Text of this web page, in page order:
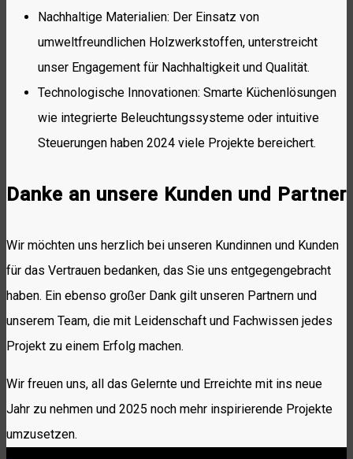
Nachhaltige Materialien: Der Einsatz von
umweltfreundlichen Holzwerkstoffen, unterstreicht
unser Engagement für Nachhaltigkeit und Qualität.
Technologische Innovationen: Smarte Küchenlösungen
wie integrierte Beleuchtungssysteme oder intuitive
Steuerungen haben 2024 viele Projekte bereichert.
Danke an unsere Kunden und Partner
Wir möchten uns herzlich bei unseren Kundinnen und Kunden
für das Vertrauen bedanken, das Sie uns entgegengebracht
haben. Ein ebenso großer Dank gilt unseren Partnern und
unserem Team, die mit Leidenschaft und Fachwissen jedes
Projekt zu einem Erfolg machen.
Wir freuen uns, all das Gelernte und Erreichte mit ins neue
Jahr zu nehmen und 2025 noch mehr inspirierende Projekte
umzusetzen.